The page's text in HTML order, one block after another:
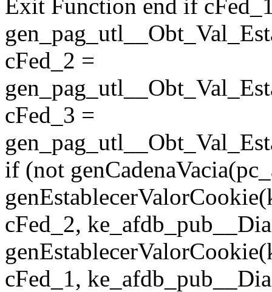
Exit Function end if
cFed_2 =
cFed_3 =
if (not
cFed_2,
cFed_1,